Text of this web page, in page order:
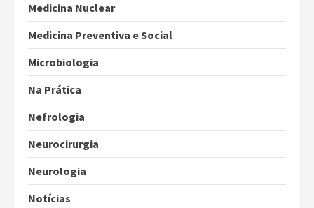
Medicina Nuclear
Medicina Preventiva e Social
Microbiologia
Na Prática
Nefrologia
Neurocirurgia
Neurologia
Notícias